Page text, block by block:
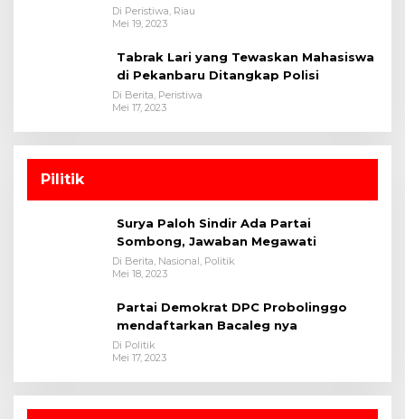
Satreskrim Polres Kuansing
Di Peristiwa, Riau
Mei 19, 2023
Tabrak Lari yang Tewaskan Mahasiswa
di Pekanbaru Ditangkap Polisi
Di Berita, Peristiwa
Mei 17, 2023
Pilitik
Surya Paloh Sindir Ada Partai
Sombong, Jawaban Megawati
Di Berita, Nasional, Politik
Mei 18, 2023
Partai Demokrat DPC Probolinggo
mendaftarkan Bacaleg nya
Di Politik
Mei 17, 2023